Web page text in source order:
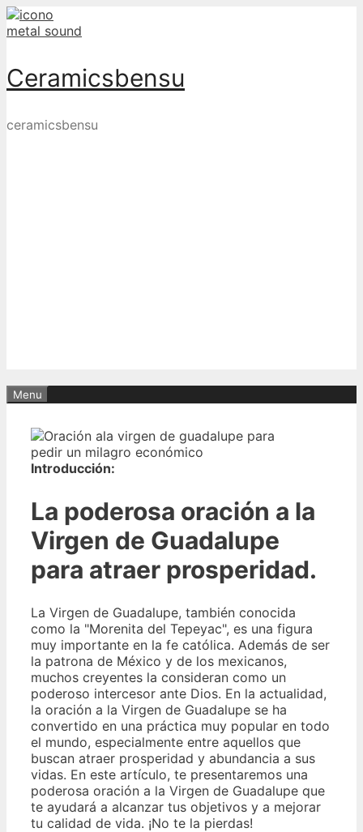
Skip
to
Ceramicsbensu
ceramicsbensu
Menu
Introducción:
La poderosa oración a la
Virgen de Guadalupe
para atraer prosperidad.
La Virgen de Guadalupe, también conocida
como la "Morenita del Tepeyac", es una figura
muy importante en la fe católica. Además de ser
la patrona de México y de los mexicanos,
muchos creyentes la consideran como un
poderoso intercesor ante Dios. En la actualidad,
la oración a la Virgen de Guadalupe se ha
convertido en una práctica muy popular en todo
el mundo, especialmente entre aquellos que
buscan atraer prosperidad y abundancia a sus
vidas. En este artículo, te presentaremos una
poderosa oración a la Virgen de Guadalupe que
te ayudará a alcanzar tus objetivos y a mejorar
tu calidad de vida. ¡No te la pierdas!